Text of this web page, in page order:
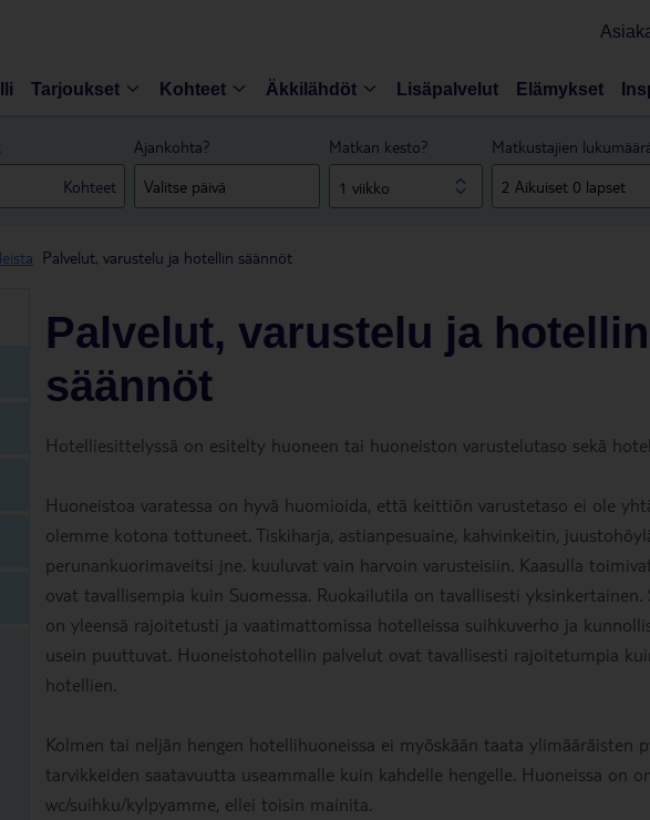
Tarjoukset Kohteet Äkkilähdöt Lisäpalvelut Elämykset
Kohteet
Ajankohta? Matkan kesto?
1 viikko
Matkustajien
Palvelut, varustelu ja hotellin säännöt
Palvelut, varustelu ja hotellin
säännöt
Hotelliesittelyssä on esitelty huoneen tai huoneiston varustelutaso sekä
Huoneistoa varatessa on hyvä huomioida, että keittiön varustetaso ei ole
olemme kotona tottuneet. Tiskiharja, astianpesuaine, kahvinkeitin,
perunankuorimaveitsi jne. kuuluvat vain harvoin varusteisiin. Kaasulla
ovat tavallisempia kuin Suomessa. Ruokailutila on tavallisesti
on yleensä rajoitetusti ja vaatimattomissa hotelleissa suihkuverho ja
usein puuttuvat. Huoneistohotellin palvelut ovat tavallisesti rajoitetumpia
hotellien.
Kolmen tai neljän hengen hotellihuoneissa ei myöskään taata ylimääräisten
tarvikkeiden saatavuutta useammalle kuin kahdelle hengelle. Huoneissa on
wc/suihku/kylpyamme, ellei toisin mainita.